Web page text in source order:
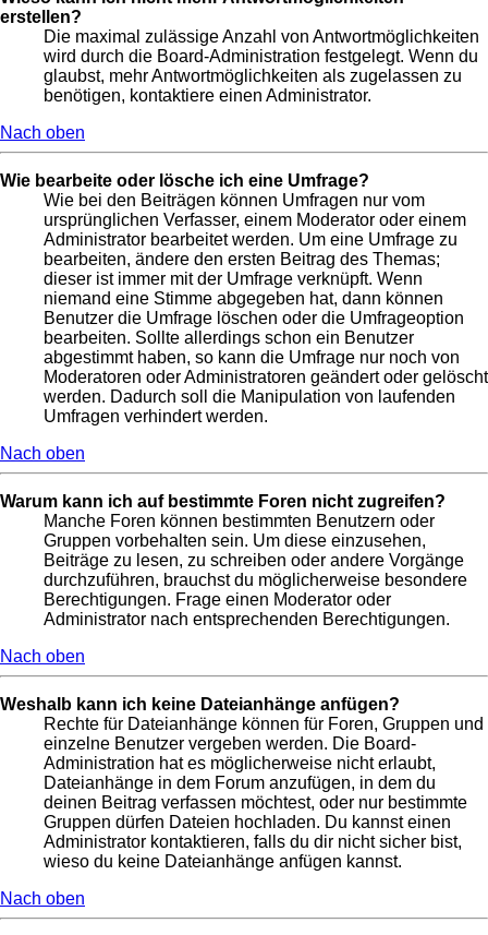
erstellen?
Die maximal zulässige Anzahl von Antwortmöglichkeiten
wird durch die Board-Administration festgelegt. Wenn du
glaubst, mehr Antwortmöglichkeiten als zugelassen zu
benötigen, kontaktiere einen Administrator.
Nach oben
Wie bearbeite oder lösche ich eine Umfrage?
Wie bei den Beiträgen können Umfragen nur vom
ursprünglichen Verfasser, einem Moderator oder einem
Administrator bearbeitet werden. Um eine Umfrage zu
bearbeiten, ändere den ersten Beitrag des Themas;
dieser ist immer mit der Umfrage verknüpft. Wenn
niemand eine Stimme abgegeben hat, dann können
Benutzer die Umfrage löschen oder die Umfrageoption
bearbeiten. Sollte allerdings schon ein Benutzer
abgestimmt haben, so kann die Umfrage nur noch von
Moderatoren oder Administratoren geändert oder gelöscht
werden. Dadurch soll die Manipulation von laufenden
Umfragen verhindert werden.
Nach oben
Warum kann ich auf bestimmte Foren nicht zugreifen?
Manche Foren können bestimmten Benutzern oder
Gruppen vorbehalten sein. Um diese einzusehen,
Beiträge zu lesen, zu schreiben oder andere Vorgänge
durchzuführen, brauchst du möglicherweise besondere
Berechtigungen. Frage einen Moderator oder
Administrator nach entsprechenden Berechtigungen.
Nach oben
Weshalb kann ich keine Dateianhänge anfügen?
Rechte für Dateianhänge können für Foren, Gruppen und
einzelne Benutzer vergeben werden. Die Board-
Administration hat es möglicherweise nicht erlaubt,
Dateianhänge in dem Forum anzufügen, in dem du
deinen Beitrag verfassen möchtest, oder nur bestimmte
Gruppen dürfen Dateien hochladen. Du kannst einen
Administrator kontaktieren, falls du dir nicht sicher bist,
wieso du keine Dateianhänge anfügen kannst.
Nach oben